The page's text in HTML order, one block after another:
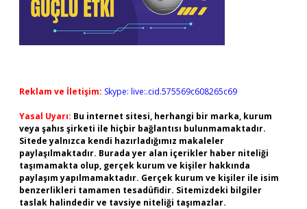
Reklam ve İletişim: Skype: live:.cid.575569c608265c69
Yasal Uyarı: Bu internet sitesi, herhangi bir marka, kurum
veya şahıs şirketi ile hiçbir bağlantısı bulunmamaktadır.
Sitede yalnızca kendi hazırladığımız makaleler
paylaşılmaktadır. Burada yer alan içerikler haber niteliği
taşımamakta olup, gerçek kurum ve kişiler hakkında
paylaşım yapılmamaktadır. Gerçek kurum ve kişiler ile isim
benzerlikleri tamamen tesadüfidir. Sitemizdeki bilgiler
taslak halindedir ve tavsiye niteliği taşımazlar.